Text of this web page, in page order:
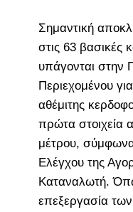
Σημαντική
στις 63 βασικές
υπάγονται στην
Περιεχομένου
αθέμιτης
πρώτα στοιχεία
μέτρου,
Ελέγχου της
Καταναλωτή.
επεξεργασία